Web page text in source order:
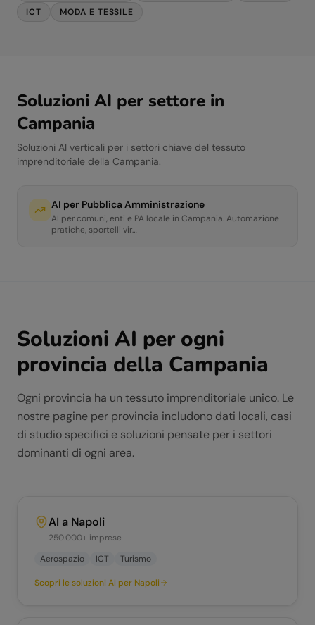
ICT
MODA E TESSILE
Soluzioni AI per settore in
Campania
Soluzioni AI verticali per i settori chiave del tessuto
imprenditoriale della Campania.
AI per Pubblica Amministrazione
AI per comuni, enti e PA locale in Campania. Automazione
pratiche, sportelli vir…
Soluzioni AI per ogni
provincia della Campania
Ogni provincia ha un tessuto imprenditoriale unico. Le
nostre pagine per provincia includono dati locali, casi
di studio specifici e soluzioni pensate per i settori
dominanti di ogni area.
AI a Napoli
250.000+ imprese
Aerospazio
ICT Turismo
Scopri le soluzioni AI per Napoli